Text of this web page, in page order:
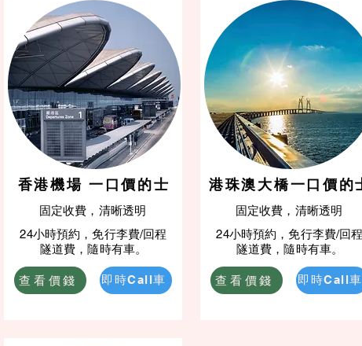
香港機場 一口價的士
固定收費，清晰透明
24小時預約，免行李費/回程
隧道費，隨時有車。
查看價錢 即時Call車
港珠澳大橋一口價的
固定收費，清晰透明
24小時預約，免行李費/回程
隧道費，隨時有車。
查看價錢 即時Call車